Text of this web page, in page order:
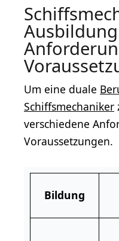
Um eine duale
Schiffsmechaniker
verschiedene
Voraussetzungen.
Bildung